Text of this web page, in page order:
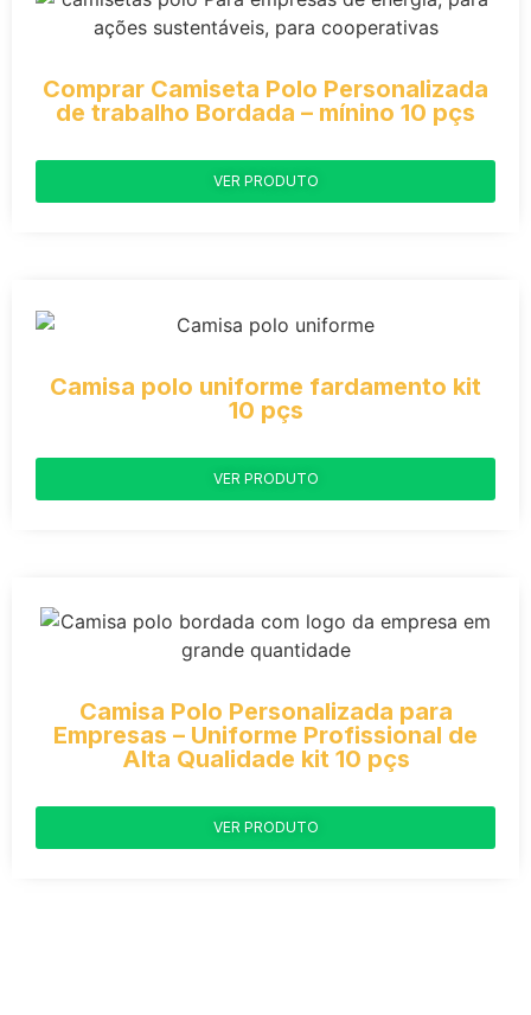
Comprar Camiseta Polo Personalizada
de trabalho Bordada – mínino 10 pçs
VER PRODUTO
Camisa polo uniforme fardamento kit
10 pçs
VER PRODUTO
Camisa Polo Personalizada para
Empresas – Uniforme Profissional de
Alta Qualidade kit 10 pçs
VER PRODUTO